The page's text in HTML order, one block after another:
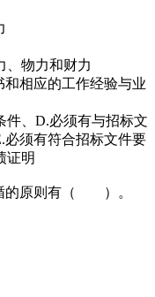
、物力和财力
相应的工作经验与业
件、D.必须有与招标文
必须有符合招标文件要
证明
的原则有（ ）。